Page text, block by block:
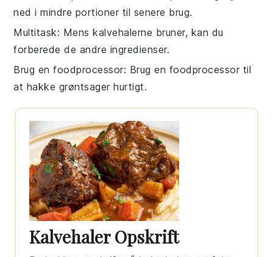
ned i mindre portioner til senere brug.
Multitask: Menskalvehalerne bruner, kan du
forberede de andre ingredienser.
Brug en foodprocessor: Brug en foodprocessor til
at hakke grøntsager hurtigt.
Kalvehaler Opskrift